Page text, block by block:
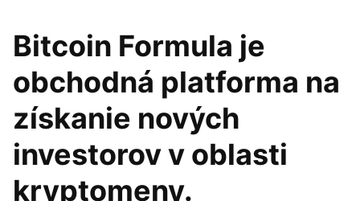
Bitcoin Formula je
obchodná platforma na
získanie nových
investorov v oblasti
kryptomeny.